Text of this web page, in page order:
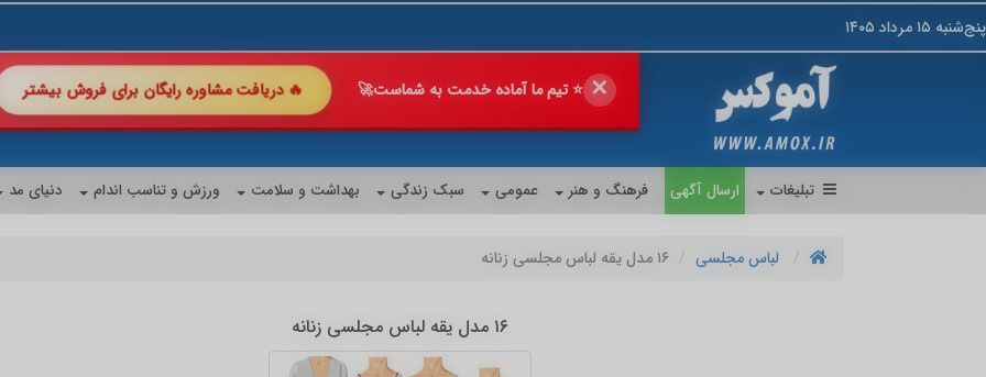
پنج‌شنبه ۱۵ مرداد ۱۴۰۵
✕ 🔥 فروش خود را با ما چند برابر کن!🚀 🔥 دریافت مشاوره رایگان
💎 پیشنهاد شگفت‌انگیز
تبلیغات ارسال آگهی فرهنگ و هنر عمومی سبک زندگی بهداشت و سلامت ورزش و تناسب اندام دنیای مد
لباس مجلسی ۱۶ مدل یقه لباس مجلسی زنانه
۱۶ مدل یقه لباس مجلسی زنانه